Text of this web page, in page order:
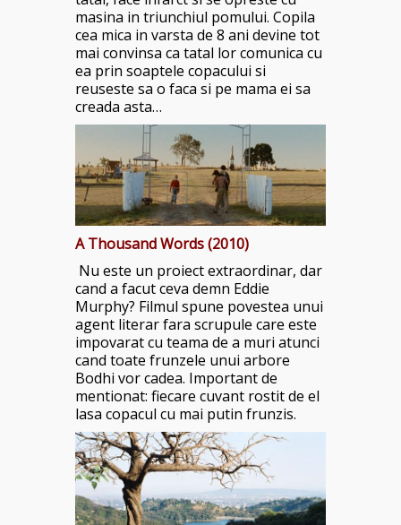
masina in triunchiul pomului. Copila
cea mica in varsta de 8 ani devine tot
mai convinsa ca tatal lor comunica cu
ea prin soaptele copacului si
reuseste sa o faca si pe mama ei sa
creada asta…
A Thousand Words (2010)
Nu este un proiect extraordinar, dar
cand a facut ceva demn Eddie
Murphy? Filmul spune povestea unui
agent literar fara scrupule care este
impovarat cu teama de a muri atunci
cand toate frunzele unui arbore
Bodhi vor cadea. Important de
mentionat: fiecare cuvant rostit de el
lasa copacul cu mai putin frunzis.